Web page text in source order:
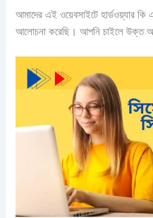
আমাদের এই ওয়েবসাইটে হার্ডওয়্যার
আলোচনা করেছি। আপনি চাইলে উক্ত